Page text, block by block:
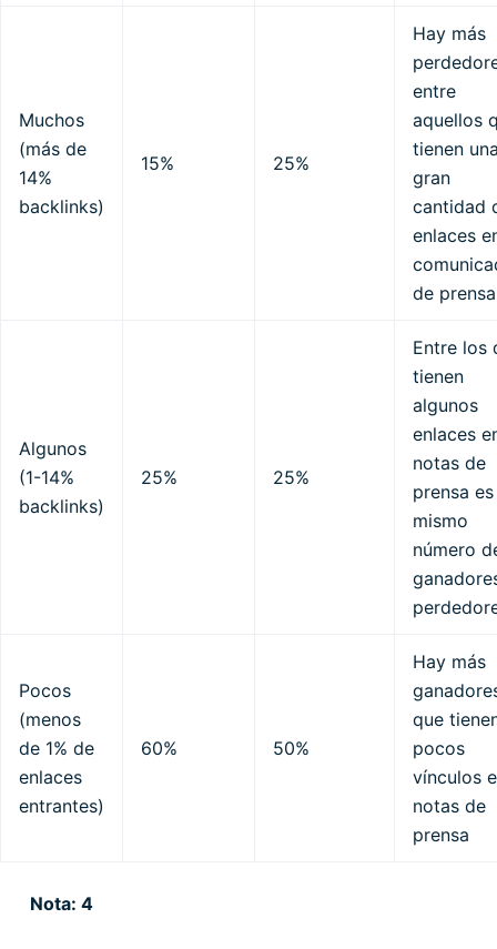
Muchos
(más de
14%
backlinks)
15% 25%
Hay más
entre
aquellos
tienen
gran
cantidad
enlaces
de prensa
Algunos
(1-14%
backlinks)
25% 25%
Entre los
tienen
algunos
enlaces
notas de
prensa
mismo
número
Pocos
(menos
de 1% de
enlaces
entrantes)
60% 50%
Hay más
que
pocos
vínculos
notas de
prensa
Nota: 4